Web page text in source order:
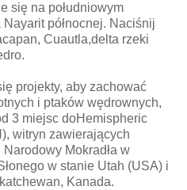
się na południowym
północnej. Naciśnij
Cuautla,delta rzeki
projekty, aby zachować
i ptaków wędrownych,
3 miejsc doHemispheric
witryn zawierających
Mokradła w
w stanie Utah (USA) i
Kanada.